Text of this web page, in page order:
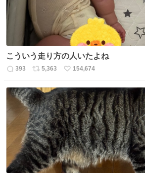
こういう走り方の人いたよね
返
数
393
リ
ス
ト
数
5,363
い
ね
数
154,674